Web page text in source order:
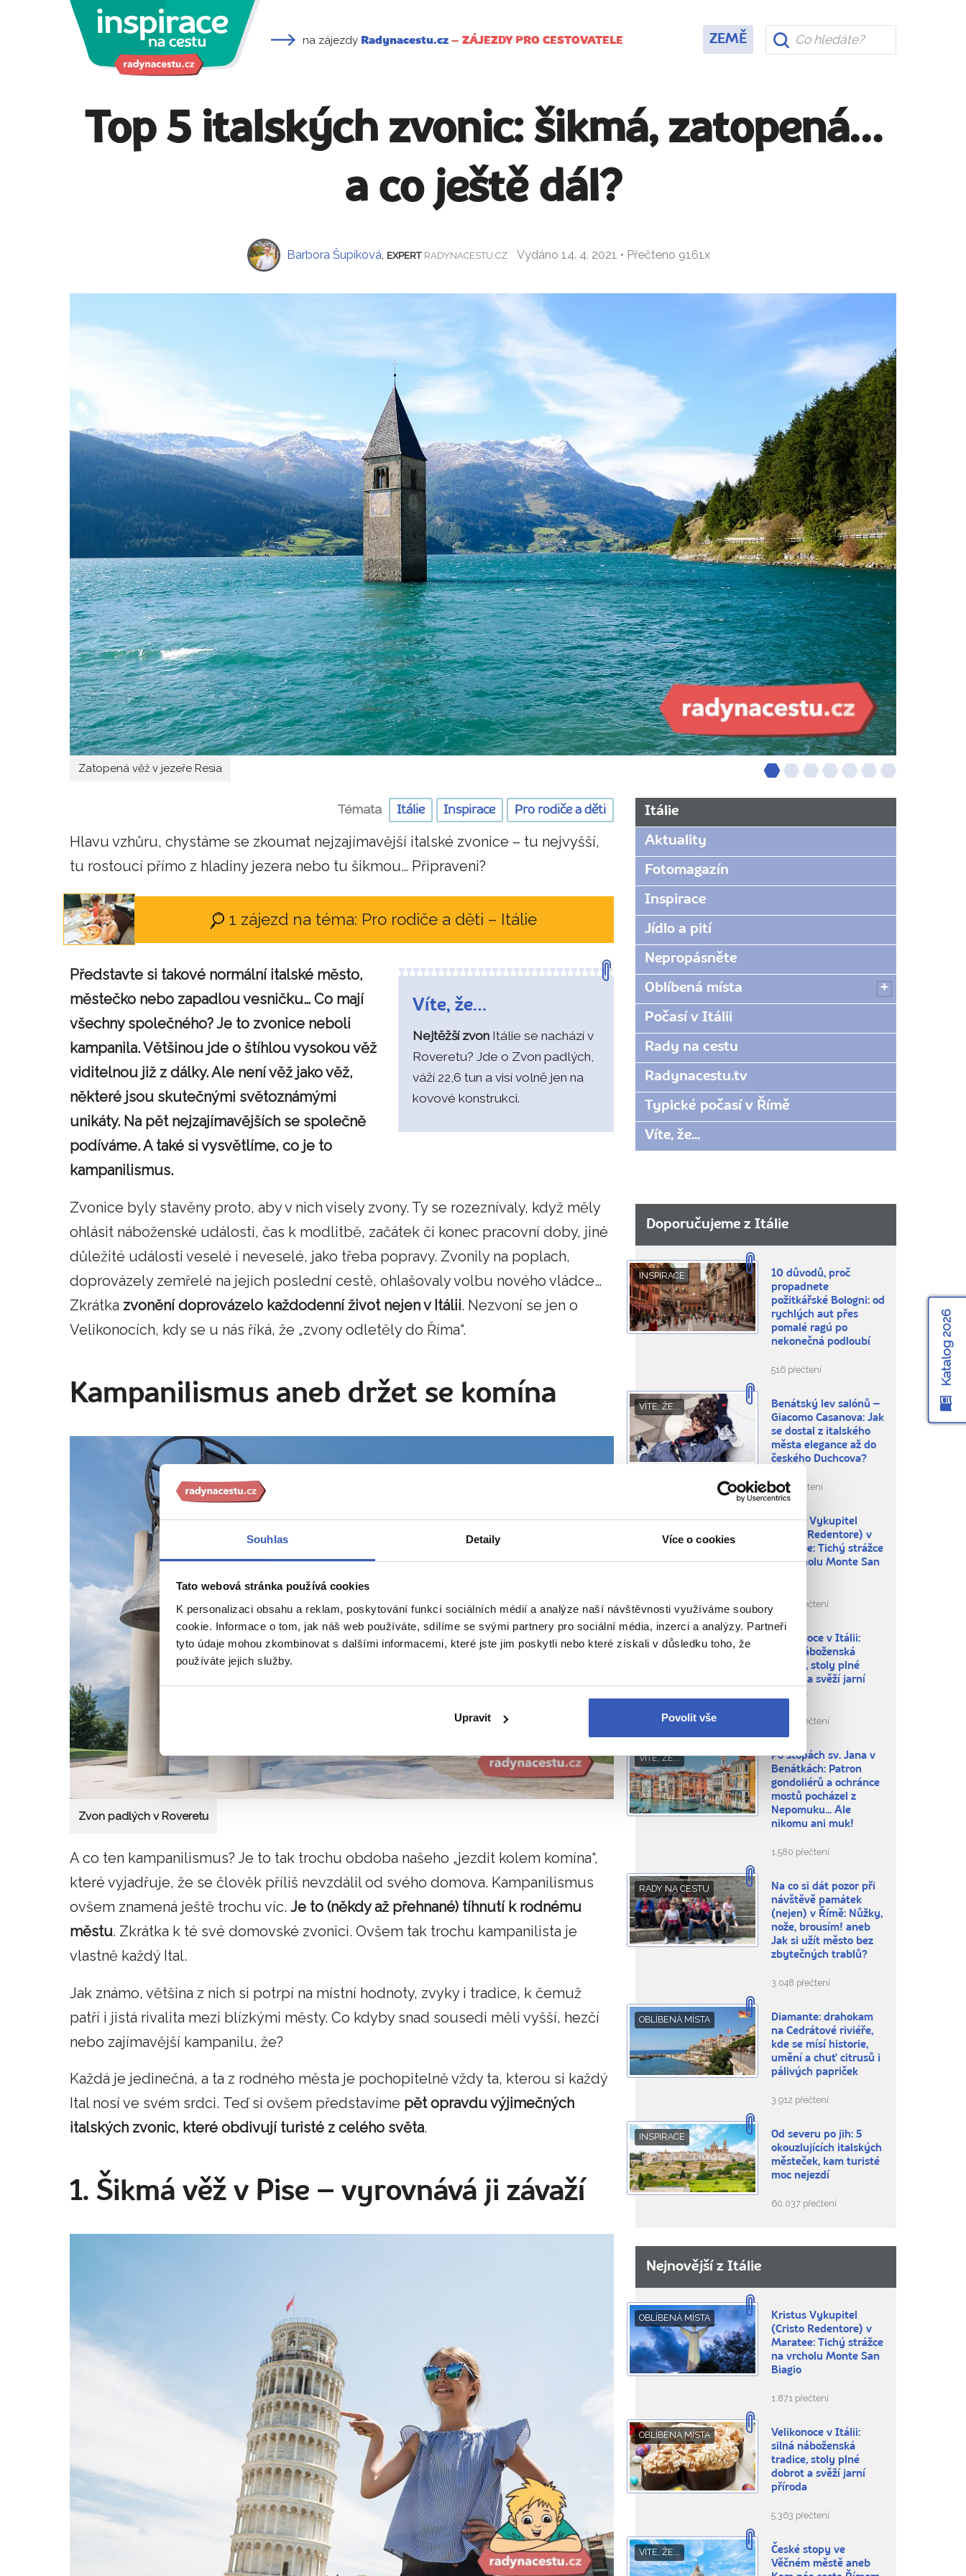
Souhlas Detaily Více o cookies
Tato webová stránka používá cookies
K personalizaci obsahu a reklam, poskytování funkcí sociálních médií a analýze naší návštěvnosti využíváme soubory
cookie. Informace o tom, jak náš web používáte, sdílíme se svými partnery pro sociální média, inzerci a analýzy. Partneři
tyto údaje mohou zkombinovat s dalšími informacemi, které jste jim poskytli nebo které získali v důsledku toho, že
používáte jejich služby.
Upravit Povolit vše
na zájezdy Radynacestu.cz – ZÁJEZDY PRO CESTOVATELE ZEMĚ
Top 5 italských zvonic: šikmá, zatopená…
a co ještě dál?
Barbora Šupíková, EXPERT RADYNACESTU.CZ Vydáno 14. 4. 2021 • Přečteno 9161x
Zatopená věž v jezeře Resia
Témata Itálie Inspirace Pro rodiče a děti
Hlavu vzhůru, chystáme se zkoumat nejzajímavější italské zvonice – tu nejvyšší,
tu rostoucí přímo z hladiny jezera nebo tu šikmou… Připraveni?
1 zájezd na téma: Pro rodiče a děti – Itálie
Víte, že…
Nejtěžší zvonItálie se nachází v
Roveretu? Jde o Zvon padlých,
váží 22,6 tun a visí volně jen na
kovové konstrukci.
Představte si takové normální italské město,
městečko nebo zapadlou vesničku… Co mají
všechny společného? Je to zvonice neboli
kampanila. Většinou jde o štíhlou vysokou věž
viditelnou již z dálky. Ale není věž jako věž,
některé jsou skutečnými světoznámými
unikáty. Na pět nejzajímavějších se společně
podíváme. A také si vysvětlíme, co je to
kampanilismus.
Zvonice byly stavěny proto, aby v nich visely zvony. Ty se rozeznívaly, když měly
ohlásit náboženské události, čas k modlitbě, začátek či konec pracovní doby, jiné
důležité události veselé i neveselé, jako třeba popravy. Zvonily na poplach,
doprovázely zemřelé na jejich poslední cestě, ohlašovaly volbu nového vládce…
Zkrátka zvonění doprovázelo každodenní život nejen v Itálii. Nezvoní se jen o
Velikonocích, kdy se u nás říká, že „zvony odletěly do Říma“.
Kampanilismus aneb držet se komína
Zvon padlých v Roveretu
A co ten kampanilismus? Je to tak trochu obdoba našeho „jezdit kolem komína“,
které vyjadřuje, že se člověk příliš nevzdálil od svého domova. Kampanilismus
ovšem znamená ještě trochu víc. Je to (někdy až přehnané) tíhnutí k rodnému
městu. Zkrátka k té své domovské zvonici. Ovšem tak trochu kampanilista je
vlastně každý Ital.
Jak známo, většina z nich si potrpí na místní hodnoty, zvyky i tradice, k čemuž
patří i jistá rivalita mezi blízkými městy. Co kdyby snad sousedi měli vyšší, hezčí
nebo zajímavější kampanilu, že?
Každá je jedinečná, a ta z rodného města je pochopitelně vždy ta, kterou si každý
Ital nosí ve svém srdci. Teď si ovšem představíme pět opravdu výjimečných
italských zvonic, které obdivují turisté z celého světa.
1. Šikmá věž v Pise – vyrovnává ji závaží
Itálie
Aktuality
Fotomagazín
Inspirace
Jídlo a pití
Nepropásněte
Oblíbená místa
Počasí v Itálii
Rady na cestu
Radynacestu.tv
Typické počasí v Římě
Víte, že...
Doporučujeme z Itálie
INSPIRACE
10 důvodů, proč
propadnete
požitkářské Bologni: od
rychlých aut přes
pomalé ragú po
nekonečná podloubí
516 přečtení
VÍTE, ŽE...
Benátský lev salónů –
Giacomo Casanova: Jak
se dostal z italského
města elegance až do
českého Duchcova?
656 přečtení
OBLÍBENÁ MÍSTA
Kristus Vykupitel
(Cristo Redentore) v
Maratee: Tichý strážce
na vrcholu Monte San
1.871 přečtení
OBLÍBENÁ MÍSTA
Velikonoce v Itálii:
silná náboženská
tradice, stoly plné
dobrot a svěží jarní
příroda
5.363 přečtení
VÍTE, ŽE...
Po stopách sv. Jana v
Benátkách: Patron
gondoliérů a ochránce
mostů pocházel z
Nepomuku... Ale
nikomu ani muk!
1.580 přečtení
RADY NA CESTU
Na co si dát pozor při
návštěvě památek
(nejen) v Římě: Nůžky,
nože, brousím! aneb
Jak si užít město bez
zbytečných trablů?
3.048 přečtení
OBLÍBENÁ MÍSTA
Diamante: drahokam
na Cedrátové riviéře,
kde se mísí historie,
umění a chuť citrusů i
pálivých papriček
3.912 přečtení
INSPIRACE
Od severu po jih: 5
okouzlujících italských
městeček, kam turisté
moc nejezdí
60.037 přečtení
Nejnovější z Itálie
OBLÍBENÁ MÍSTA
Kristus Vykupitel
(Cristo Redentore) v
Maratee: Tichý strážce
na vrcholu Monte San
Biagio
1.871 přečtení
OBLÍBENÁ MÍSTA
Velikonoce v Itálii:
silná náboženská
tradice, stoly plné
dobrot a svěží jarní
příroda
5.363 přečtení
VÍTE, ŽE...
České stopy ve
Věčném městě aneb
Katalog 2026